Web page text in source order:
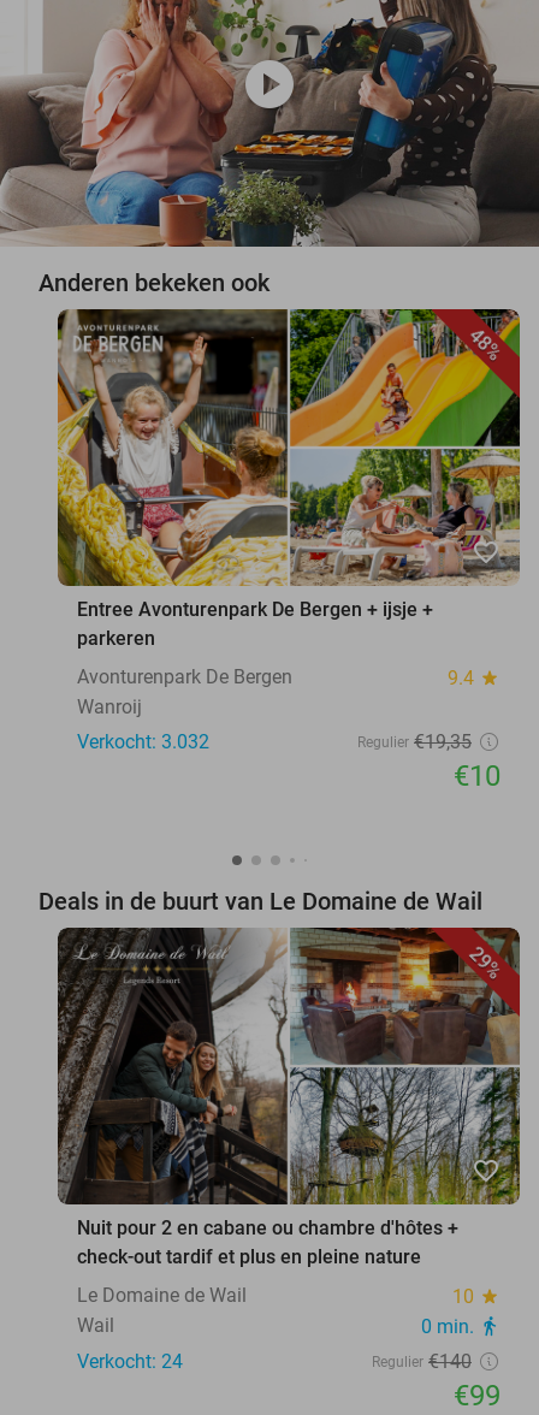
play_circle
Anderen bekeken ook
48%
favorite_border
Entree Avonturenpark De Bergen + ijsje +
parkeren
Avonturenpark De Bergen
9.4 star
Wanroij
Verkocht: 3.032
Regulier €19,35
€10
Deals in de buurt van Le Domaine de Wail
29%
favorite_border
Nuit pour 2 en cabane ou chambre d'hôtes +
check-out tardif et plus en pleine nature
Le Domaine de Wail
10 star
Wail 0 min. directions_walk
Verkocht: 24 Regulier €140
€99